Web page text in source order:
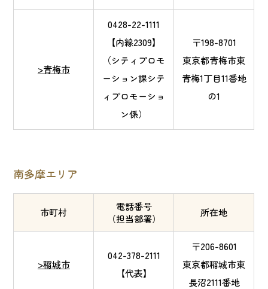
>青梅市
0428-22-1111
【内線2309】
（シティプロモ
ーション課シテ
ィプロモーショ
ン係）
〒198-8701
東京都青梅市東
青梅1丁目11番地
の1
南多摩エリア
市町村
電話番号
（担当部署）
所在地
>稲城市
042-378-2111
【代表】
〒206-8601
東京都稲城市東
長沼2111番地